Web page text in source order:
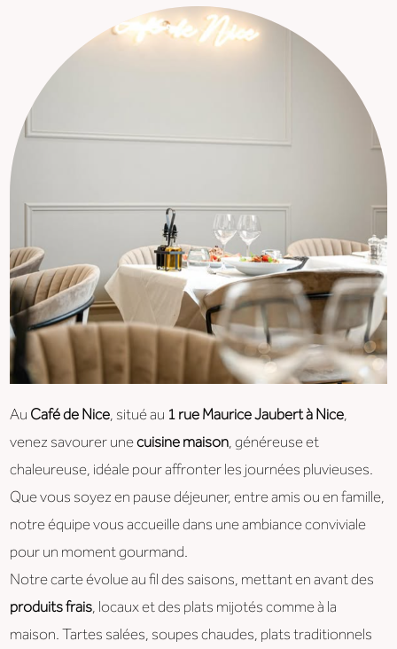
AuCafé de Nice, situé au 1 rue Maurice Jaubert à Nice,
venez savourer unecuisine maison, généreuse et
chaleureuse, idéale pour affronter les journées pluvieuses.
Que vous soyez en pause déjeuner, entre amis ou en famille,
notre équipe vous accueille dans une ambiance conviviale
pour un moment gourmand.
Notre carte évolue au fil des saisons, mettant en avant des
produits frais, locaux et des plats mijotés comme à la
maison. Tartes salées, soupes chaudes, plats traditionnels